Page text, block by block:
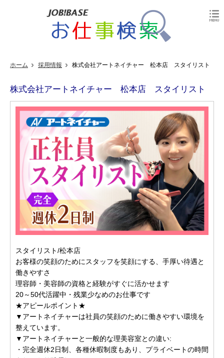
ホーム 採用情報 株式会社アートネイチャー 松本店 スタイリスト
株式会社アートネイチャー 松本店 スタイリスト
スタイリスト/松本店
お客様の笑顔のためにスタッフを笑顔にする、手厚い待遇と
働きやすさ
理容師・美容師の資格と経験がすぐに活かせます
20～50代活躍中・残業少なめのお仕事です
★アピールポイント★
▼アートネイチャーは社員の笑顔のために働きやすい環境を
整えています。
▼アートネイチャーと一般的な理美容室との違い:
・完全週休2日制、各種休暇制度もあり、プライベートの時間